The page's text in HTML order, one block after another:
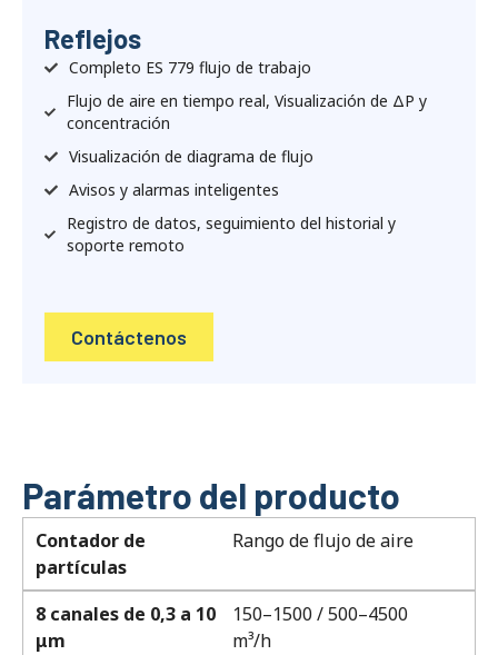
Reflejos
Completo ES 779 flujo de trabajo
Flujo de aire en tiempo real, Visualización de ΔP y
concentración
Visualización de diagrama de flujo
Avisos y alarmas inteligentes
Registro de datos, seguimiento del historial y
soporte remoto
Contáctenos
Parámetro del producto
Contador de
partículas
Rango de flujo de aire
8 canales de 0,3 a 10
μm
150–1500 / 500–4500
m³/h